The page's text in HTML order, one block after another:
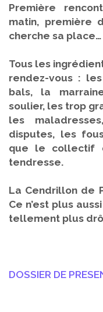
Première
matin, première
cherche sa place…
Tous les
rendez-vous :
bals, la
soulier, les trop
les
disputes, les
que le collectif
tendresse.
La Cendrillon de
Ce n’est plus
tellement plus
DOSSIER DE